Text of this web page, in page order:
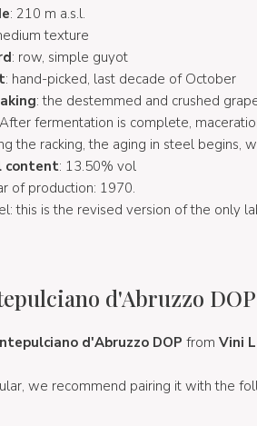
: 210 m a.s.l.
texture
: row, simple guyot
: hand-picked, last decade of October
: the destemmed and crushed
fermentation is complete,
the racking, the aging in steel begins,
content: 13.50% vol
of production: 1970.
this is the revised version of the only
d'Abruzzo
d'Abruzzo DOP from Vini
we recommend pairing it with the